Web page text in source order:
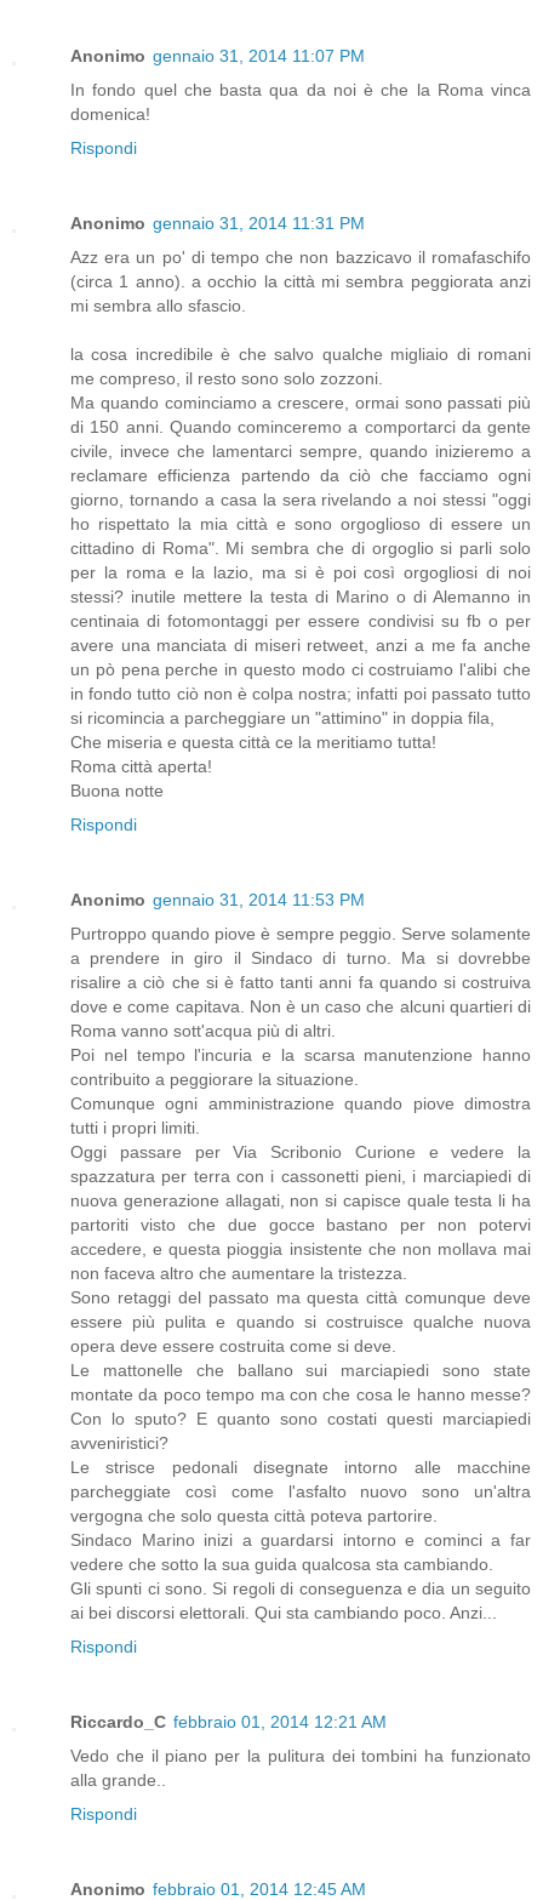
Anonimo gennaio 31, 2014 11:07 PM
In fondo quel che basta qua da noi è che la Roma vinca
domenica!
Rispondi
Anonimo gennaio 31, 2014 11:31 PM
Azz era un po' di tempo che non bazzicavo il romafaschifo
(circa 1 anno). a occhio la città mi sembra peggiorata anzi
mi sembra allo sfascio.
la cosa incredibile è che salvo qualche migliaio di romani
me compreso, il resto sono solo zozzoni.
Ma quando cominciamo a crescere, ormai sono passati più
di 150 anni. Quando cominceremo a comportarci da gente
civile, invece che lamentarci sempre, quando inizieremo a
reclamare efficienza partendo da ciò che facciamo ogni
giorno, tornando a casa la sera rivelando a noi stessi "oggi
ho rispettato la mia città e sono orgoglioso di essere un
cittadino di Roma". Mi sembra che di orgoglio si parli solo
per la roma e la lazio, ma si è poi così orgogliosi di noi
stessi? inutile mettere la testa di Marino o di Alemanno in
centinaia di fotomontaggi per essere condivisi su fb o per
avere una manciata di miseri retweet, anzi a me fa anche
un pò pena perche in questo modo ci costruiamo l'alibi che
in fondo tutto ciò non è colpa nostra; infatti poi passato tutto
si ricomincia a parcheggiare un "attimino" in doppia fila,
Che miseria e questa città ce la meritiamo tutta!
Roma città aperta!
Buona notte
Rispondi
Anonimo gennaio 31, 2014 11:53 PM
Purtroppo quando piove è sempre peggio. Serve solamente
a prendere in giro il Sindaco di turno. Ma si dovrebbe
risalire a ciò che si è fatto tanti anni fa quando si costruiva
dove e come capitava. Non è un caso che alcuni quartieri di
Roma vanno sott'acqua più di altri.
Poi nel tempo l'incuria e la scarsa manutenzione hanno
contribuito a peggiorare la situazione.
Comunque ogni amministrazione quando piove dimostra
tutti i propri limiti.
Oggi passare per Via Scribonio Curione e vedere la
spazzatura per terra con i cassonetti pieni, i marciapiedi di
nuova generazione allagati, non si capisce quale testa li ha
partoriti visto che due gocce bastano per non potervi
accedere, e questa pioggia insistente che non mollava mai
non faceva altro che aumentare la tristezza.
Sono retaggi del passato ma questa città comunque deve
essere più pulita e quando si costruisce qualche nuova
opera deve essere costruita come si deve.
Le mattonelle che ballano sui marciapiedi sono state
montate da poco tempo ma con che cosa le hanno messe?
Con lo sputo? E quanto sono costati questi marciapiedi
avveniristici?
Le strisce pedonali disegnate intorno alle macchine
parcheggiate così come l'asfalto nuovo sono un'altra
vergogna che solo questa città poteva partorire.
Sindaco Marino inizi a guardarsi intorno e cominci a far
vedere che sotto la sua guida qualcosa sta cambiando.
Gli spunti ci sono. Si regoli di conseguenza e dia un seguito
ai bei discorsi elettorali. Qui sta cambiando poco. Anzi...
Rispondi
Riccardo_C febbraio 01, 2014 12:21 AM
Vedo che il piano per la pulitura dei tombini ha funzionato
alla grande..
Rispondi
Anonimo febbraio 01, 2014 12:45 AM